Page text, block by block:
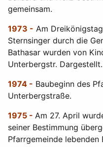
gemeinsam.
1973 - Am
Sternsinger durch die
Bathasar wurden von
Unterbergstr. Dargestellt.
1974 - Baubeginn des
Unterbergstraße.
1975 - Am 27. April
seiner Bestimmung
Pfarrgemeinde